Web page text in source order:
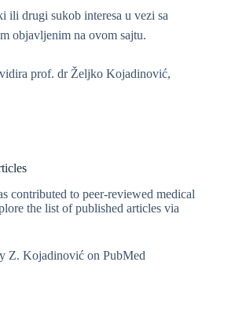
ili drugi sukob interesa u vezi sa
objavljenim na ovom sajtu.
prof. dr Željko Kojadinović,
contributed to peer-reviewed medical
the list of published articles via
Z. Kojadinović on PubMed